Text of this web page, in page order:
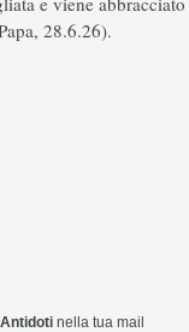
28.6.26).
Antidoti nella tua mail